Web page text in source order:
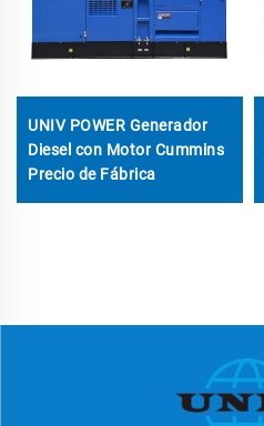
UNIV POWER Generador
Diesel con Motor Cummins
Precio de Fábrica